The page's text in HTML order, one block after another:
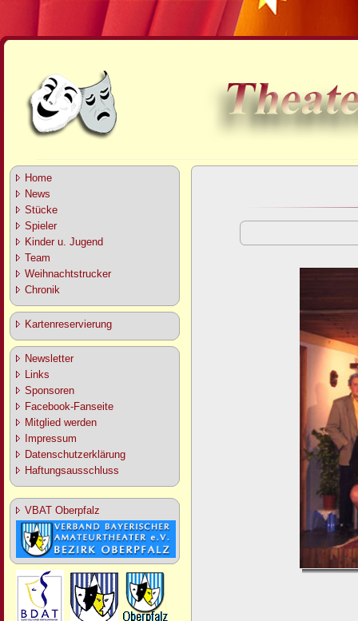
Home
News
Stücke
Spieler
Kinder u. Jugend
Team
Weihnachtstrucker
Chronik
Kartenreservierung
Newsletter
Links
Sponsoren
Facebook-Fanseite
Mitglied werden
Impressum
Datenschutzerklärung
Haftungsausschluss
VBAT Oberpfalz